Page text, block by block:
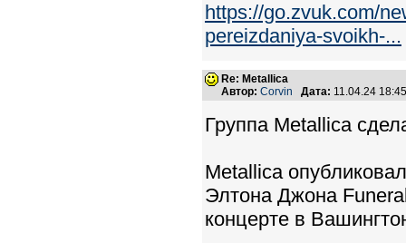
https://go.zvuk.com/
pereizdaniya-svoikh-...
Re: Metallica
Автор: Corvin Дата: 11.04.24
Группа Metallica
Metallica
Элтона Джона
концерте в